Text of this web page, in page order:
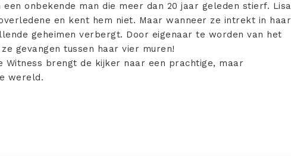
onbekende man die meer dan 20 jaar geleden stierf. Lisa
en kent hem niet. Maar wanneer ze intrekt in haar
geheimen verbergt. Door eigenaar te worden van het
gevangen tussen haar vier muren!
Witness brengt de kijker naar een prachtige, maar
wereld.